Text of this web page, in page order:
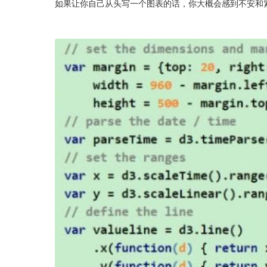
如果让你自己从头写一个图表的话，你大概会感到不安和